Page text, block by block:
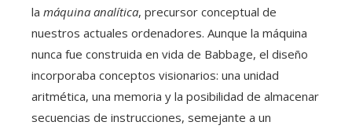
la máquina analítica, precursor conceptual de
nuestros actuales ordenadores. Aunque la máquina
nunca fue construida en vida de Babbage, el diseño
incorporaba conceptos visionarios: una unidad
aritmética, una memoria y la posibilidad de almacenar
secuencias de instrucciones, semejante a un